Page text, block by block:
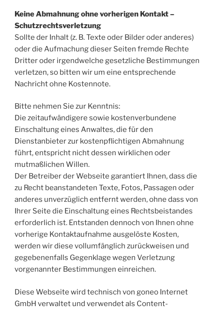
Keine Abmahnung ohne vorherigen Kontakt –
Schutzrechtsverletzung
Sollte der Inhalt (z. B. Texte oder Bilder oder anderes)
oder die Aufmachung dieser Seiten fremde Rechte
Dritter oder irgendwelche gesetzliche Bestimmungen
verletzen, so bitten wir um eine entsprechende
Nachricht ohne Kostennote.
Bitte nehmen Sie zur Kenntnis:
Die zeitaufwändigere sowie kostenverbundene
Einschaltung eines Anwaltes, die für den
Dienstanbieter zur kostenpflichtigen Abmahnung
führt, entspricht nicht dessen wirklichen oder
mutmaßlichen Willen.
Der Betreiber der Webseite garantiert Ihnen, dass die
zu Recht beanstandeten Texte, Fotos, Passagen oder
anderes unverzüglich entfernt werden, ohne dass von
Ihrer Seite die Einschaltung eines Rechtsbeistandes
erforderlich ist. Entstanden dennoch von Ihnen ohne
vorherige Kontaktaufnahme ausgelöste Kosten,
werden wir diese vollumfänglich zurückweisen und
gegebenenfalls Gegenklage wegen Verletzung
vorgenannter Bestimmungen einreichen.
Diese Webseite wird technisch von goneo Internet
GmbH verwaltet und verwendet als Content-